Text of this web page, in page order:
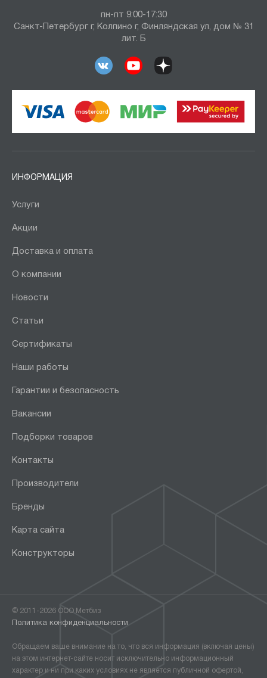
пн-пт 9:00-17:30
Санкт-Петербург г, Колпино г, Финляндская ул, дом № 31
лит. Б
ИНФОРМАЦИЯ
Услуги
Акции
Доставка и оплата
О компании
Новости
Статьи
Сертификаты
Наши работы
Гарантии и безопасность
Вакансии
Подборки товаров
Контакты
Производители
Бренды
Карта сайта
Конструкторы
© 2011-2026 ООО Метбиз
Политика конфиденциальности
Обращаем ваше внимание на то, что вся информация (включая цены)
на этом интернет-сайте носит исключительно информационный
характер и ни при каких условиях не является публичной офертой,